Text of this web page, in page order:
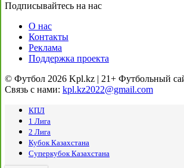
Подписывайтесь на нас
О нас
Контакты
Реклама
Поддержка проекта
© Футбол 2026 Kpl.kz | 21+ Футбольный
Связь с нами: kpl.kz2022@gmail.com
КПЛ
1 Лига
2 Лига
Кубок Казахстана
Суперкубок Казахстана